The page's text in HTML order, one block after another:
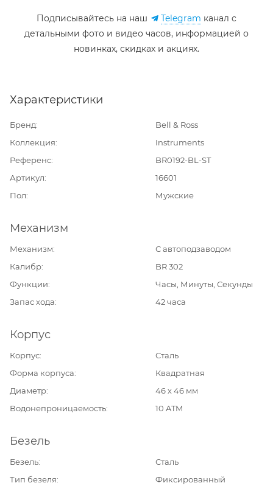
Подписывайтесь на наш Telegram канал c
детальными фото и видео часов, информацией о
новинках, скидках и акциях.
Характеристики
Бренд
Bell & Ross
Коллекция
Instruments
Референс
BR0192-BL-ST
Артикул
16601
Пол
Мужские
Механизм
Механизм
С автоподзаводом
Калибр
BR 302
Функции
Часы, Минуты, Секунды
Запас хода
42 часа
Корпус
Корпус
Сталь
Форма корпуса
Квадратная
Диаметр
46 х 46 мм
Водонепроницаемость
10 ATM
Безель
Безель
Сталь
Тип безеля
Фиксированный